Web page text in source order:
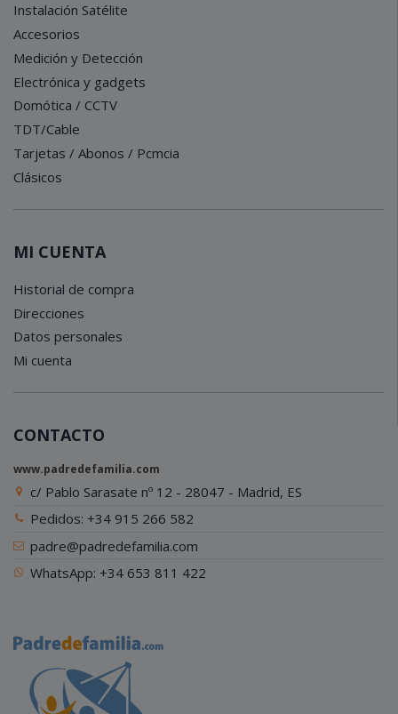
Instalación Satélite
Accesorios
Medición y Detección
Electrónica y gadgets
Domótica / CCTV
TDT/Cable
Tarjetas / Abonos / Pcmcia
Clásicos
MI CUENTA
Historial de compra
Direcciones
Datos personales
Mi cuenta
CONTACTO
www.padredefamilia.com
c/ Pablo Sarasate nº 12 - 28047 - Madrid, ES
Pedidos: +34 915 266 582
padre@padredefamilia.com
WhatsApp: +34 653 811 422